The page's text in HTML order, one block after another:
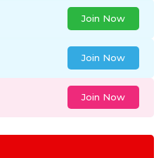
Join Now
Join Now
Join Now